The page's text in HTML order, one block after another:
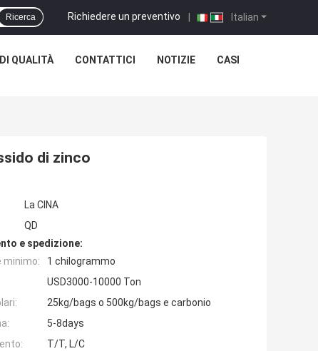
Italian
Richiedere un preventivo |
Ricerca
QUALITÀ CONTATTICI NOTIZIE CASI
di zinco
La CINA
QD
e spedizione:
minimo:
1 chilogrammo
USD3000-10000 Ton
25kg/bags o 500kg/bags e carbonio
5-8days
T/T, L/C